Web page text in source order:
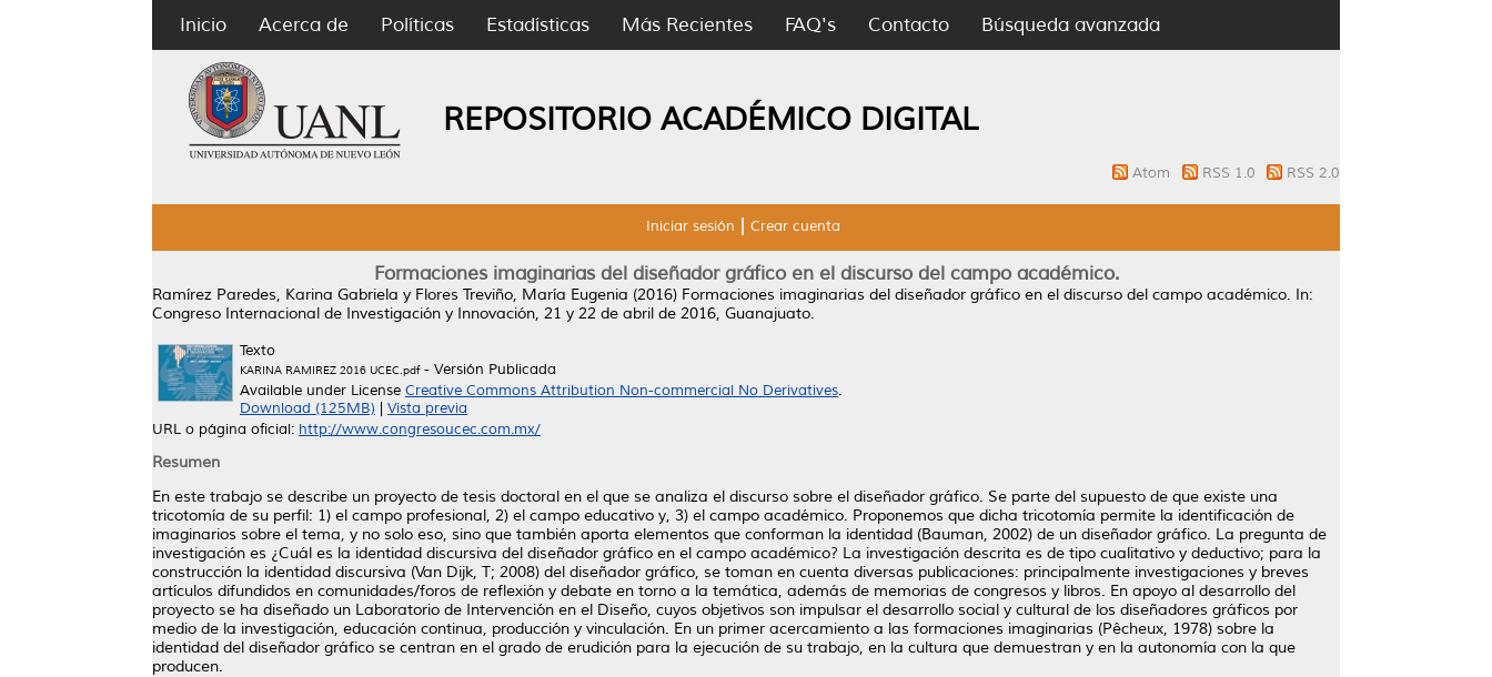
Inicio Acerca de Políticas Estadísticas Más Recientes FAQ's Contacto Búsqueda avanzada
REPOSITORIO ACADÉMICO DIGITAL
Atom RSS 1.0 RSS 2.0
Iniciar sesión Crear cuenta
Formaciones imaginarias del diseñador gráfico en el discurso del campo académico.
Ramírez Paredes, Karina Gabriela y Flores Treviño, María Eugenia (2016) Formaciones imaginarias del diseñador gráfico en el discurso del campo académico. In:
Congreso Internacional de Investigación y Innovación, 21 y 22 de abril de 2016, Guanajuato.
Texto
KARINA RAMIREZ 2016 UCEC.pdf- Versión Publicada
Available under License Creative Commons Attribution Non-commercial No Derivatives.
Download (125MB)
Vista previa
URL o página oficial: http://www.congresoucec.com.mx/
Resumen
En este trabajo se describe un proyecto de tesis doctoral en el que se analiza el discurso sobre el diseñador gráfico. Se parte del supuesto de que existe una
tricotomía de su perfil: 1) el campo profesional, 2) el campo educativo y, 3) el campo académico. Proponemos que dicha tricotomía permite la identificación de
imaginarios sobre el tema, y no solo eso, sino que también aporta elementos que conforman la identidad (Bauman, 2002) de un diseñador gráfico. La pregunta de
investigación es ¿Cuál es la identidad discursiva del diseñador gráfico en el campo académico? La investigación descrita es de tipo cualitativo y deductivo; para la
construcción la identidad discursiva (Van Dijk, T; 2008) del diseñador gráfico, se toman en cuenta diversas publicaciones: principalmente investigaciones y breves
artículos difundidos en comunidades/foros de reflexión y debate en torno a la temática, además de memorias de congresos y libros. En apoyo al desarrollo del
proyecto se ha diseñado un Laboratorio de Intervención en el Diseño, cuyos objetivos son impulsar el desarrollo social y cultural de los diseñadores gráficos por
medio de la investigación, educación continua, producción y vinculación. En un primer acercamiento a las formaciones imaginarias (Pêcheux, 1978) sobre la
identidad del diseñador gráfico se centran en el grado de erudición para la ejecución de su trabajo, en la cultura que demuestran y en la autonomía con la que
producen.